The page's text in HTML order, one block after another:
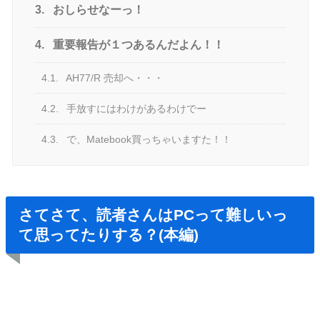
3. おしらせなーっ！
4. 重要報告が１つあるんだよん！！
4.1. AH77/R 売却へ・・・
4.2. 手放すにはわけがあるわけでー
4.3. で、Matebook買っちゃいますた！！
さてさて、読者さんはPCって難しいっ
て思ってたりする？(本編)